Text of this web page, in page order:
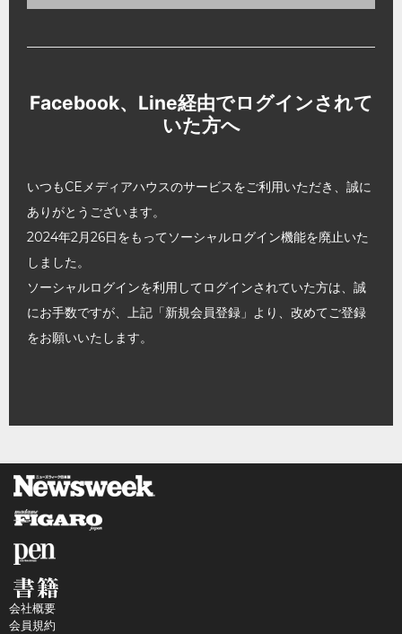
Facebook、Line経由でログインされて
いた方へ
いつもCEメディアハウスのサービスをご利用いただき、誠に
ありがとうございます。
2024年2月26日をもってソーシャルログイン機能を廃止いた
しました。
ソーシャルログインを利用してログインされていた方は、誠
にお手数ですが、上記「新規会員登録」より、改めてご登録
をお願いいたします。
会社概要
会員規約